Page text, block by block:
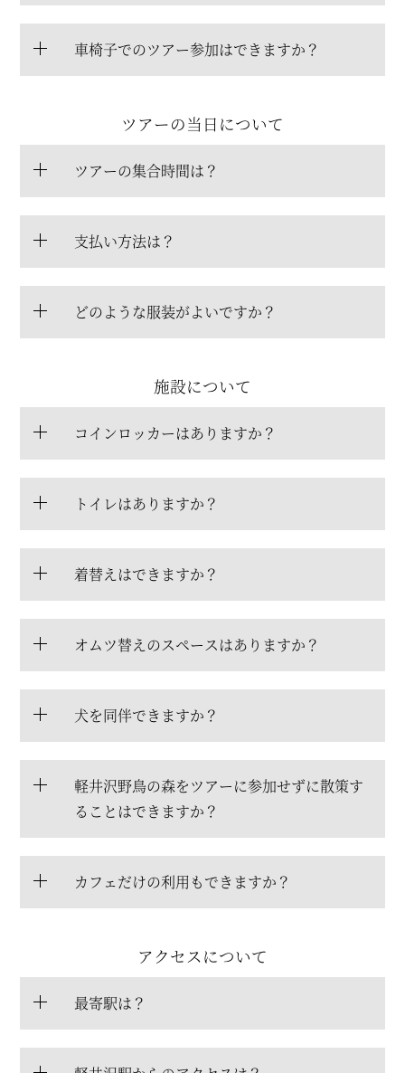
車椅子でのツアー参加はできますか？
ツアーの当日について
ツアーの集合時間は？
支払い方法は？
どのような服装がよいですか？
施設について
コインロッカーはありますか？
トイレはありますか？
着替えはできますか？
オムツ替えのスペースはありますか？
犬を同伴できますか？
軽井沢野鳥の森をツアーに参加せずに散策す
ることはできますか？
カフェだけの利用もできますか？
アクセスについて
最寄駅は？